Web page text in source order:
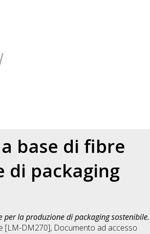
base di fibre
di packaging
la produzione di packaging sostenibile.
[LM-DM270], Documento ad accesso